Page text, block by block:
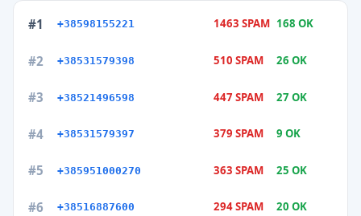
#1 +38598155221 1463 SPAM 168 OK
#2 +38531579398 510 SPAM 26 OK
#3 +38521496598 447 SPAM 27 OK
#4 +38531579397 379 SPAM 9 OK
#5 +385951000270 363 SPAM 25 OK
#6 +38516887600 294 SPAM 20 OK